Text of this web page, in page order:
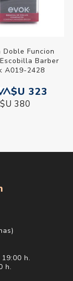
Doble Funcion
Barber
A019-2428
$U 323
$U 380
h.
h.